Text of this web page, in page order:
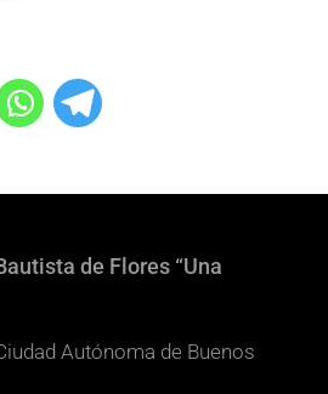
de Flores “Una
Autónoma de Buenos